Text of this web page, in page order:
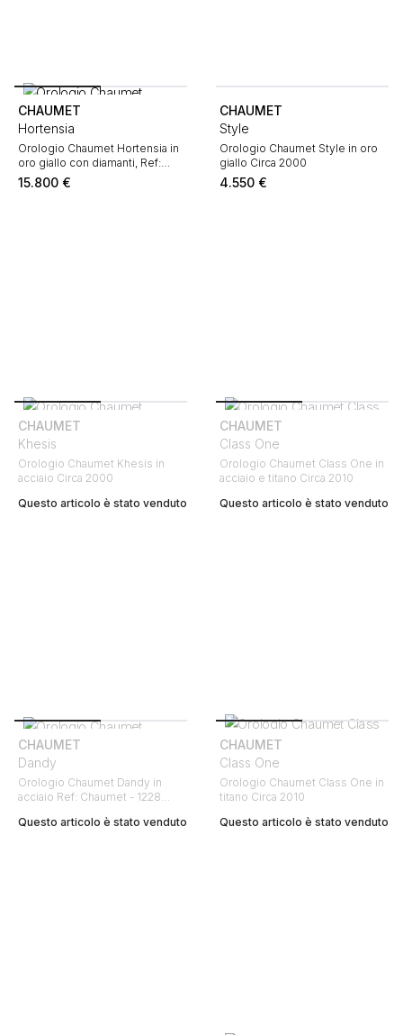
CHAUMET
Hortensia
Orologio Chaumet Hortensia in
oro giallo con diamanti, Ref:
Chaumet - W20020-40B Circa
2020
15.800 €
CHAUMET
Style
Orologio Chaumet Style in oro
giallo Circa 2000
4.550 €
CHAUMET
Khesis
Orologio Chaumet Khesis in
acciaio Circa 2000
Questo articolo è stato venduto
CHAUMET
Class One
Orologio Chaumet Class One in
acciaio e titano Circa 2010
Questo articolo è stato venduto
CHAUMET
Dandy
Orologio Chaumet Dandy in
acciaio Ref: Chaumet - 1228
Questo articolo è stato venduto
CHAUMET
Class One
Orologio Chaumet Class One in
titano Circa 2010
Questo articolo è stato venduto